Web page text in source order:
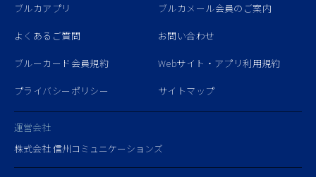
ブルカアプリ ブルカメール会員のご案内
よくあるご質問 お問い合わせ
ブルーカード会員規約 Webサイト・アプリ利用規約
プライバシーポリシー サイトマップ
運営会社
株式会社 信州コミュニケーションズ